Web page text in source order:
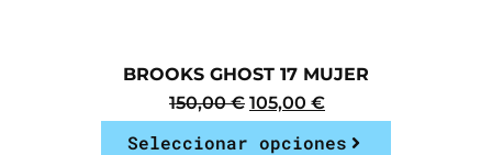
BROOKS GHOST 17 MUJER
150,00€ 105,00 €
Seleccionar opciones